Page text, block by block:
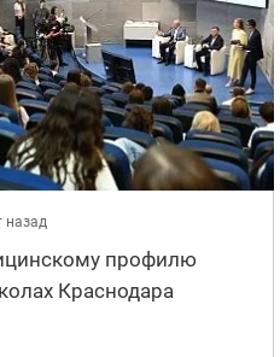
назад
профилю
Краснодара